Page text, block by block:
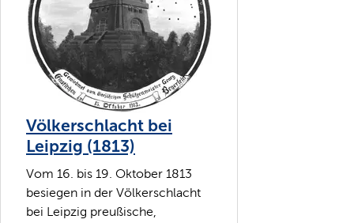
Völkerschlacht bei
Leipzig (1813)
Vom 16. bis 19. Oktober 1813
besiegen in der Völkerschlacht
bei Leipzig preußische,